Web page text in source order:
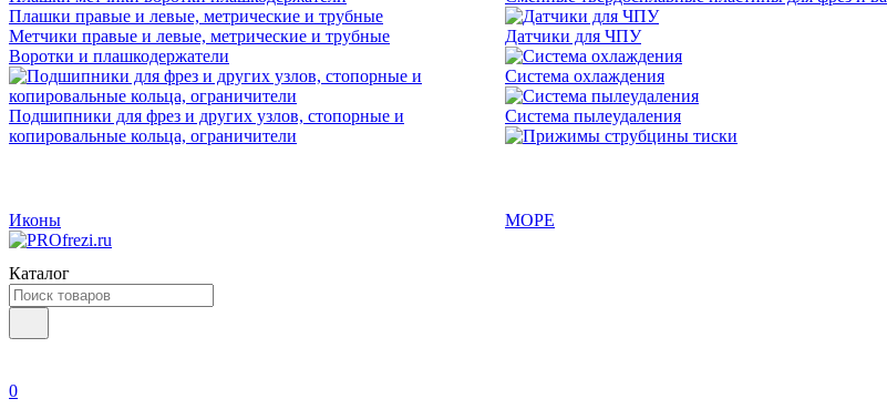
Плашки правые и левые, метрические и трубные
Метчики правые и левые, метрические и трубные
Воротки и плашкодержатели
Подшипники для фрез и других узлов, стопорные и
копировальные кольца, ограничители
Датчики для ЧПУ
Система охлаждения
Система пылеудаления
Иконы МОРЕ
Каталог
0